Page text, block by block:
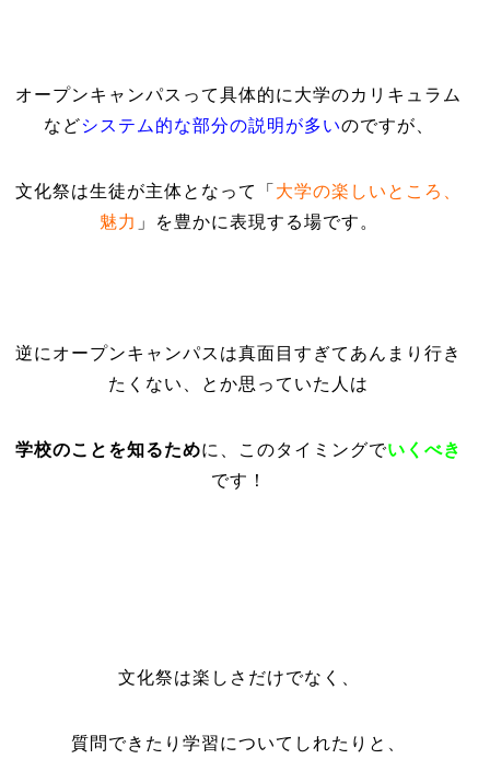
オープンキャンパスって具体的に大学のカリキュラム
などシステム的な部分の説明が多いのですが、
文化祭は生徒が主体となって「 大学の楽しいところ、
魅力 」を豊かに表現する場です。
逆にオープンキャンパスは真面目すぎてあんまり行き
たくない、とか思っていた人は
学校のことを知るために、このタイミングでいくべき
です！
文化祭は楽しさだけでなく、
質問できたり学習についてしれたりと、